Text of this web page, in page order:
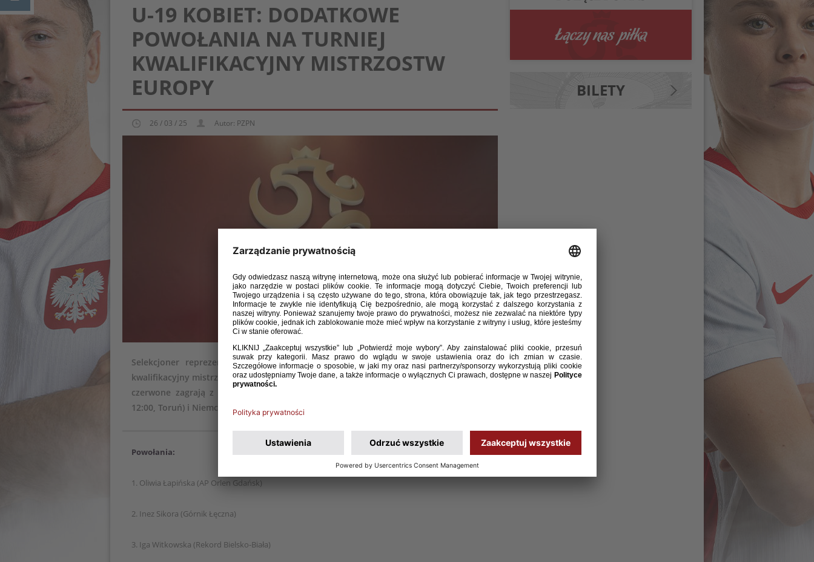
U-19 KOBIET: DODATKOWE
POWOŁANIA NA TURNIEJ
KWALIFIKACYJNY MISTRZOSTW
EUROPY
26 / 03 / 25 Autor: PZPN
Selekcjoner reprezentacji Polski kobiet do lat 19 Marcin Kasprowicz na turniej
kwalifikacyjny mistrzostw Europy, w trybie dodatkowym dowołał 3 zawodniczki. Biało-
czerwone zagrają z Finlandią (2.04, godz. 12:00, Inowrocław), Izraelem (5.04, godz.
12:00, Toruń) i Niemcami (8.04, godz. 12:00, Bydgoszcz).
Powołania:
1. Oliwia Łapińska (AP Orlen Gdańsk)
2. Inez Sikora (Górnik Łęczna)
3. Iga Witkowska (Rekord Bielsko-Biała)
BILETY